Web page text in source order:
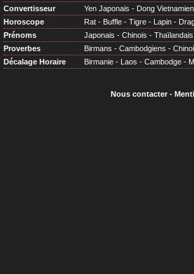
Convertisseur
Yen Japonais - Dong Vietnamien
Horoscope
Rat - Buffle - Tigre - Lapin -
Prénoms
Japonais - Chinois - Thaïlandais
Proverbes
Birmans - Cambodgiens -
Décalage Horaire
Birmanie - Laos - Cambodge -
Nous contacter-